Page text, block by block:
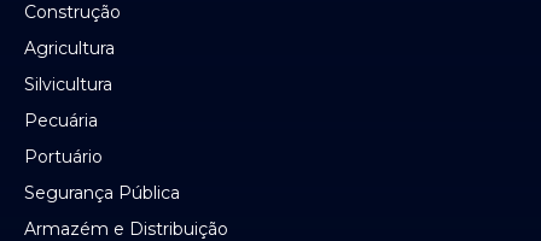
Construção
Agricultura
Silvicultura
Pecuária
Portuário
Segurança Pública
Armazém e Distribuição